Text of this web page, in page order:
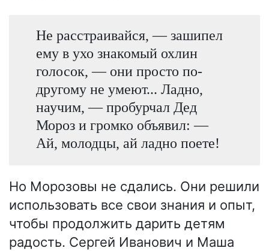
Не расстраивайся, — зашипел
ему в ухо знакомый охлин
голосок, — они просто по-
другому не умеют... Ладно,
научим, — пробурчал Дед
Мороз и громко объявил: —
Ай, молодцы, ай ладно поете!
Но Морозовы не сдались. Они решили
использовать все свои знания и опыт,
чтобы продолжить дарить детям
радость. Сергей Иванович и Маша